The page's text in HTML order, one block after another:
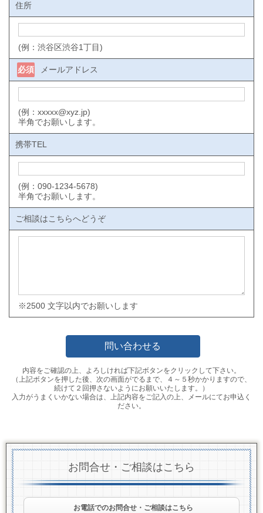
住所
(例：渋谷区渋谷1丁目)
メールアドレス
必須
(例：xxxxx@xyz.jp)
半角でお願いします。
携帯TEL
(例：090-1234-5678)
半角でお願いします。
ご相談はこちらへどうぞ
※2500 文字以内でお願いします
内容をご確認の上、よろしければ下記ボタンをクリックして下さい。
（上記ボタンを押した後、次の画面がでるまで、４～５秒かかりますので、
続けて２回押さないようにお願いいたします。）
入力がうまくいかない場合は、上記内容をご記入の上、メールにてお申込く
ださい。
お問合せ・ご相談はこちら
お電話でのお問合せ・ご相談はこちら